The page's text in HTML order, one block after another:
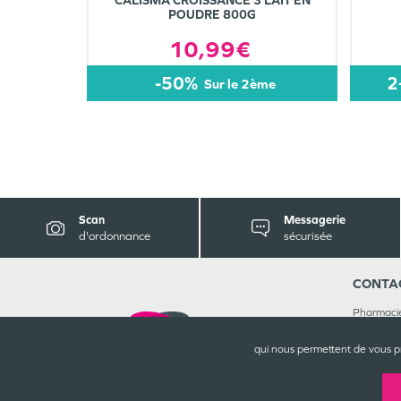
qui nous permettent de vous
POUDRE 800G
10,99€
-50% sur le 2ème
Scan
d'ordonnance
Messagerie
sécurisée
02 35